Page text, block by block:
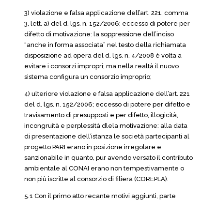
3) violazione e falsa applicazione dell’art. 221, comma
3, lett. a) del d. lgs. n. 152/2006; eccesso di potere per
difetto di motivazione: la soppressione dell’inciso
“anche in forma associata” nel testo della richiamata
disposizione ad opera del d. lgs. n. 4/2008 è volta a
evitare i consorzi impropri; ma nella realtà il nuovo
sistema configura un consorzio improprio;
4) ulteriore violazione e falsa applicazione dell’art. 221
del d. lgs. n. 152/2006; eccesso di potere per difetto e
travisamento di presupposti e per difetto, illogicità,
incongruità e perplessità dlela motivazione: alla data
di presentazione dell’istanza le società partecipanti al
progetto PARI erano in posizione irregolare e
sanzionabile in quanto, pur avendo versato il contributo
ambientale al CONAI erano non tempestivamente o
non più iscritte al consorzio di filiera (COREPLA).
5.1 Con il primo atto recante motivi aggiunti, parte